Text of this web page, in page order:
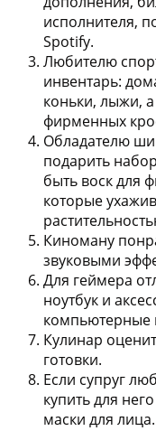
исполнителя,
Spotify.
Любителю
инвентарь:
коньки, лыжи,
фирменных
Обладателю
подарить
быть воск для
которые
Киноману
звуковыми
Для геймера
ноутбук и
компьютерные
Кулинар
готовки.
Если супруг
купить для
маски для лица.